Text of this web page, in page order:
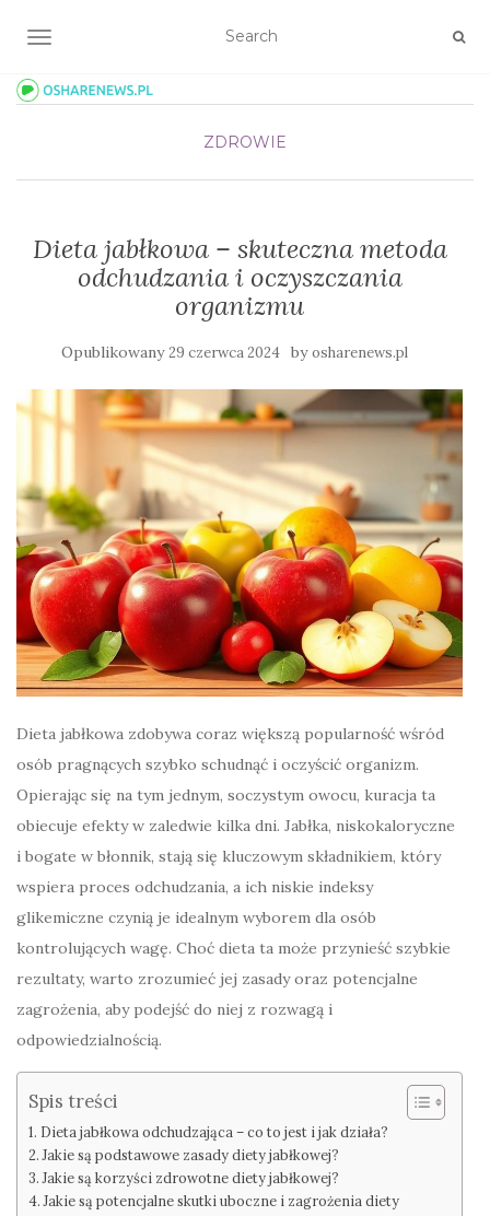
TOGGLE NAVIGATION
ZDROWIE
Dieta jabłkowa – skuteczna metoda
odchudzania i oczyszczania
organizmu
Opublikowany29 czerwca 2024 byosharenews.pl
Dieta jabłkowa zdobywa coraz większą popularność wśród
osób pragnących szybko schudnąć i oczyścić organizm.
Opierając się na tym jednym, soczystym owocu, kuracja ta
obiecuje efekty w zaledwie kilka dni. Jabłka, niskokaloryczne
i bogate w błonnik, stają się kluczowym składnikiem, który
wspiera proces odchudzania, a ich niskie indeksy
glikemiczne czynią je idealnym wyborem dla osób
kontrolujących wagę. Choć dieta ta może przynieść szybkie
rezultaty, warto zrozumieć jej zasady oraz potencjalne
zagrożenia, aby podejść do niej z rozwagą i
odpowiedzialnością.
Spis treści
Dieta jabłkowa odchudzająca – co to jest i jak działa?
Jakie są podstawowe zasady diety jabłkowej?
Jakie są korzyści zdrowotne diety jabłkowej?
Jakie są potencjalne skutki uboczne i zagrożenia diety